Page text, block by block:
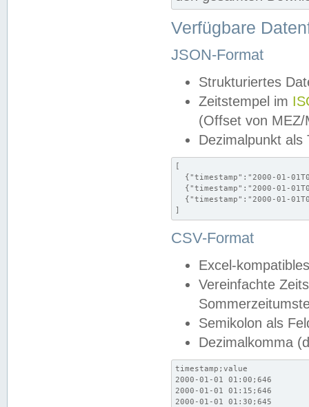
Verfügbare
JSON-Format
Strukturiertes
Zeitstempel im
(Offset von MEZ/
Dezimalpunkt als
[
{"timestamp":"2000-01-
{"timestamp":"2000-01-
{"timestamp":"2000-01-
]
CSV-Format
Excel-
Vereinfachte
Semikolon als
Dezimalkomma
timestamp;value
2000-01-01 01:00;646
2000-01-01 01:15;646
2000-01-01 01:30;645